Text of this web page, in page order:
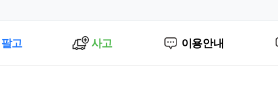
팔고 사고 이용안내